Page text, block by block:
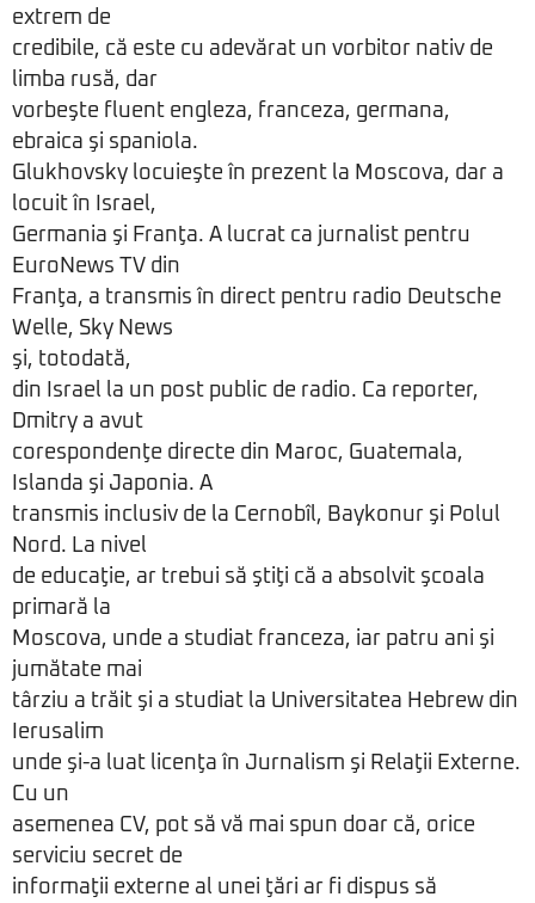
extrem de
credibile, că este cu adevărat un vorbitor nativ de
limba rusă, dar
vorbeşte fluent engleza, franceza, germana,
ebraica şi spaniola.
Glukhovsky locuieşte în prezent la Moscova, dar a
locuit în Israel,
Germania şi Franţa. A lucrat ca jurnalist pentru
EuroNews TV din
Franţa, a transmis în direct pentru radio Deutsche
Welle, Sky News
şi, totodată,
din Israel la un post public de radio. Ca reporter,
Dmitry a avut
corespondenţe directe din Maroc, Guatemala,
Islanda şi Japonia. A
transmis inclusiv de la Cernobîl, Baykonur şi Polul
Nord. La nivel
de educaţie, ar trebui să ştiţi că a absolvit şcoala
primară la
Moscova, unde a studiat franceza, iar patru ani şi
jumătate mai
târziu a trăit şi a studiat la Universitatea Hebrew din
Ierusalim
unde şi-a luat licenţa în Jurnalism şi Relaţii Externe.
Cu un
asemenea CV, pot să vă mai spun doar că, orice
serviciu secret de
informaţii externe al unei ţări ar fi dispus să